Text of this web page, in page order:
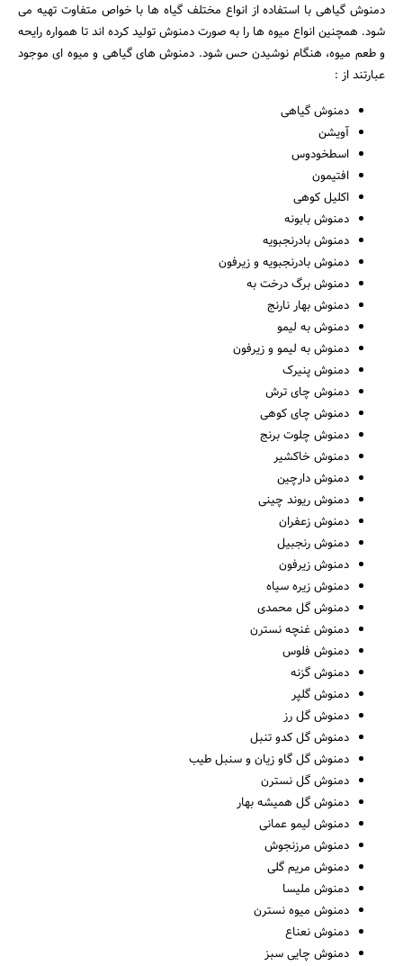
دمنوش گیاهی با استفاده از انواع مختلف گیاه ها با خواص متفاوت تهیه می
شود. همچنین انواع میوه ها را به صورت دمنوش تولید کرده اند تا همواره رایحه
و طعم میوه، هنگام نوشیدن حس شود. دمنوش های گیاهی و میوه ای موجود
عبارتند از :
دمنوش گیاهی
آویشن
اسطخودوس
افتیمون
اکلیل کوهی
دمنوش بابونه
دمنوش بادرنجبویه
دمنوش بادرنجبویه و زیرفون
دمنوش برگ درخت به
دمنوش بهار نارنج
دمنوش به لیمو
دمنوش به لیمو و زیرفون
دمنوش پنیرک
دمنوش چای ترش
دمنوش چای کوهی
دمنوش چلوت برنج
دمنوش خاکشیر
دمنوش دارچین
دمنوش ریوند چینی
دمنوش زعفران
دمنوش رنجبیل
دمنوش زیرفون
دمنوش زیره سیاه
دمنوش گل محمدی
دمنوش غنچه نسترن
دمنوش فلوس
دمنوش گزنه
دمنوش گلپر
دمنوش گل رز
دمنوش گل کدو تنبل
دمنوش گل گاو زیان و سنبل طیب
دمنوش گل نسترن
دمنوش گل همیشه بهار
دمنوش لیمو عمانی
دمنوش مرزنجوش
دمنوش مریم گلی
دمنوش ملیسا
دمنوش میوه نسترن
دمنوش نعناع
دمنوش چایی سبز